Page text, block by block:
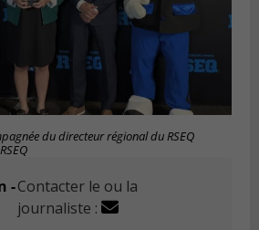
du directeur régional du RSEQ
-Contacter le ou la
journaliste :